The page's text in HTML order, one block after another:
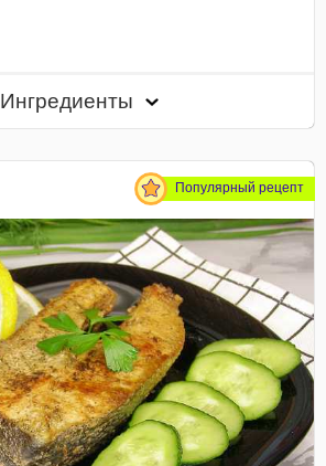
Ингредиенты
Популярный рецепт